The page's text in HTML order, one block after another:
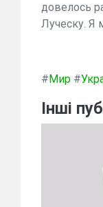
довелось
Луческу. Я
#Мир #
Інші